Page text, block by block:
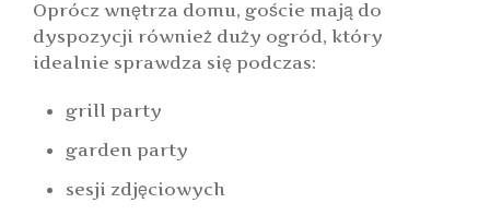
Oprócz wnętrza domu, goście mają do
dyspozycji również duży ogród, który
idealnie sprawdza się podczas:
grill party
garden party
sesji zdjęciowych